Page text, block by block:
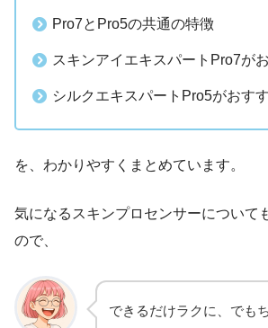
Pro7とPro5の共通の特徴
スキンアイエキスパートPro7が
シルクエキスパートPro5がおす
を、わかりやすくまとめています。
気になるスキンプロセンサーについて
ので、
できるだけラクに、でも